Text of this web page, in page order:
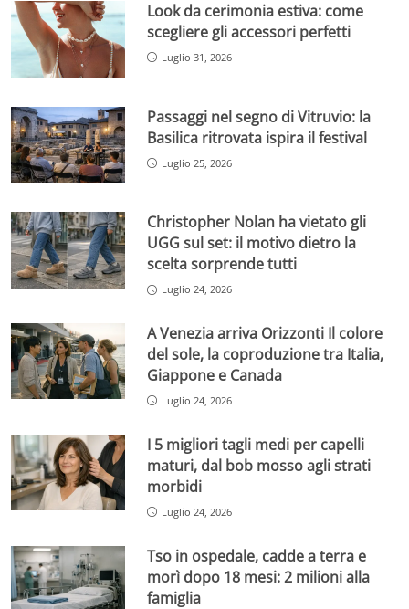
Look da cerimonia estiva: come
scegliere gli accessori perfetti
Luglio 31, 2026
Passaggi nel segno di Vitruvio: la
Basilica ritrovata ispira il festival
Luglio 25, 2026
Christopher Nolan ha vietato gli
UGG sul set: il motivo dietro la
scelta sorprende tutti
Luglio 24, 2026
A Venezia arriva Orizzonti Il colore
del sole, la coproduzione tra Italia,
Giappone e Canada
Luglio 24, 2026
I 5 migliori tagli medi per capelli
maturi, dal bob mosso agli strati
morbidi
Luglio 24, 2026
Tso in ospedale, cadde a terra e
morì dopo 18 mesi: 2 milioni alla
famiglia